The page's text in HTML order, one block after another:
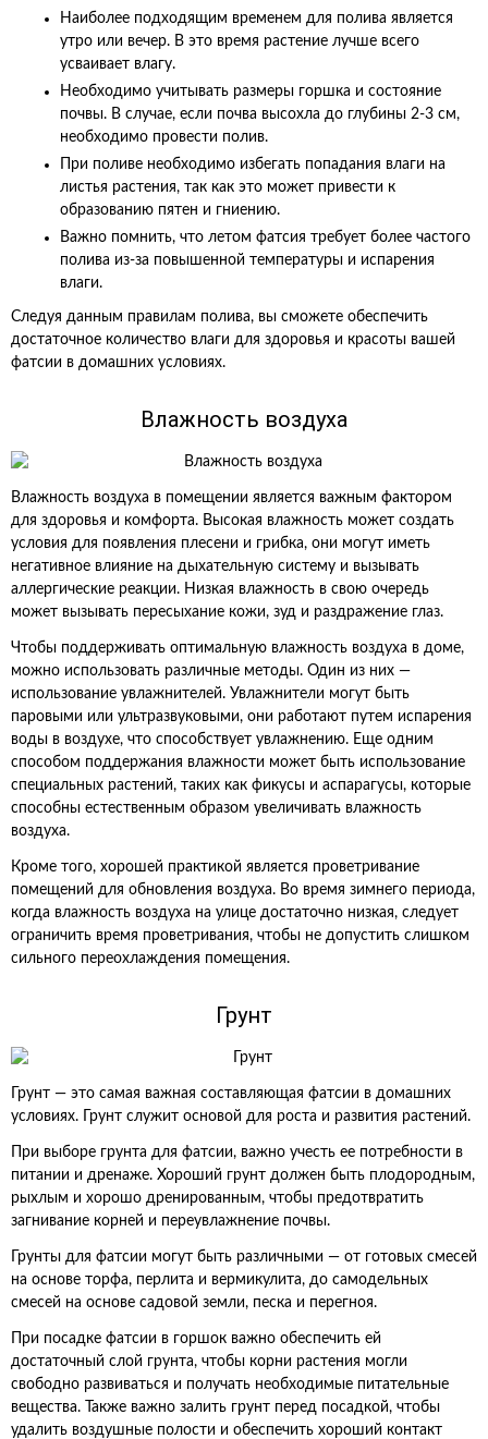
Наиболее подходящим временем для полива является
утро или вечер. В это время растение лучше всего
усваивает влагу.
Необходимо учитывать размеры горшка и состояние
почвы. В случае, если почва высохла до глубины 2-3 см,
необходимо провести полив.
При поливе необходимо избегать попадания влаги на
листья растения, так как это может привести к
образованию пятен и гниению.
Важно помнить, что летом фатсия требует более частого
полива из-за повышенной температуры и испарения
влаги.
Следуя данным правилам полива, вы сможете обеспечить
достаточное количество влаги для здоровья и красоты вашей
фатсии в домашних условиях.
Влажность воздуха
Влажность воздуха в помещении является важным фактором
для здоровья и комфорта. Высокая влажность может создать
условия для появления плесени и грибка, они могут иметь
негативное влияние на дыхательную систему и вызывать
аллергические реакции. Низкая влажность в свою очередь
может вызывать пересыхание кожи, зуд и раздражение глаз.
Чтобы поддерживать оптимальную влажность воздуха в доме,
можно использовать различные методы. Один из них —
использование увлажнителей. Увлажнители могут быть
паровыми или ультразвуковыми, они работают путем испарения
воды в воздухе, что способствует увлажнению. Еще одним
способом поддержания влажности может быть использование
специальных растений, таких как фикусы и аспарагусы, которые
способны естественным образом увеличивать влажность
воздуха.
Кроме того, хорошей практикой является проветривание
помещений для обновления воздуха. Во время зимнего периода,
когда влажность воздуха на улице достаточно низкая, следует
ограничить время проветривания, чтобы не допустить слишком
сильного переохлаждения помещения.
Грунт
Грунт — это самая важная составляющая фатсии в домашних
условиях. Грунт служит основой для роста и развития растений.
При выборе грунта для фатсии, важно учесть ее потребности в
питании и дренаже. Хороший грунт должен быть плодородным,
рыхлым и хорошо дренированным, чтобы предотвратить
загнивание корней и переувлажнение почвы.
Грунты для фатсии могут быть различными — от готовых смесей
на основе торфа, перлита и вермикулита, до самодельных
смесей на основе садовой земли, песка и перегноя.
При посадке фатсии в горшок важно обеспечить ей
достаточный слой грунта, чтобы корни растения могли
свободно развиваться и получать необходимые питательные
вещества. Также важно залить грунт перед посадкой, чтобы
удалить воздушные полости и обеспечить хороший контакт